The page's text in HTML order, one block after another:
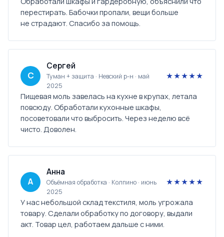
перестирать. Бабочки пропали, вещи больше
не страдают. Спасибо за помощь.
С
Сергей
Туман + защита · Невский р-н · май
2025
★★★★★
Пищевая моль завелась на кухне в крупах, летала
повсюду. Обработали кухонные шкафы,
посоветовали что выбросить. Через неделю всё
чисто. Доволен.
А
Анна
Объёмная обработка · Колпино · июнь
2025
★★★★★
У нас небольшой склад текстиля, моль угрожала
товару. Сделали обработку по договору, выдали
акт. Товар цел, работаем дальше с ними.